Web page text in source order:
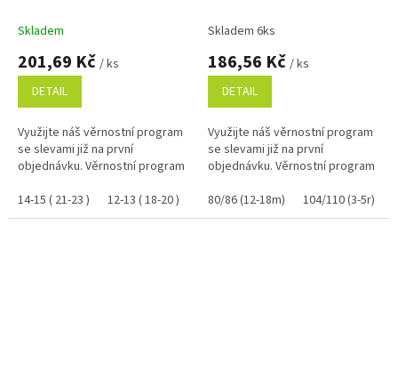
Skladem
201,69 Kč / ks
DETAIL
Využijte náš věrnostní program
se slevami již na první
objednávku. Věrnostní program
14-15 ( 21-23 )
12-13 ( 18-20 )
Skladem 6ks
186,56 Kč / ks
DETAIL
Využijte náš věrnostní program
se slevami již na první
objednávku. Věrnostní program
80/86 (12-18m)
104/110 (3-5r)